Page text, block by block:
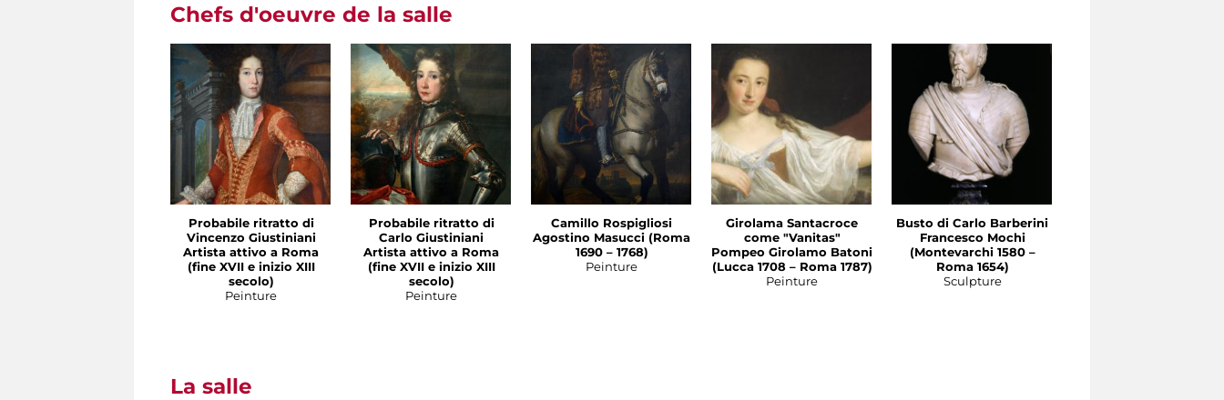
Chefs d'oeuvre de la salle
Probabile ritratto di
Vincenzo Giustiniani
Artista attivo a Roma
(fine XVII e inizio XIII
secolo)
Peinture
Probabile ritratto di
Carlo Giustiniani
Artista attivo a Roma
(fine XVII e inizio XIII
secolo)
Peinture
Camillo Rospigliosi
Agostino Masucci (Roma
1690 – 1768)
Peinture
Girolama Santacroce
come "Vanitas"
Pompeo Girolamo Batoni
(Lucca 1708 – Roma 1787)
Peinture
Busto di Carlo Barberini
Francesco Mochi
(Montevarchi 1580 –
Roma 1654)
Sculpture
La salle